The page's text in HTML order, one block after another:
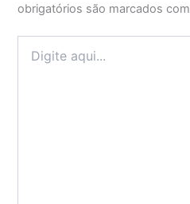
obrigatórios são marcados com
aqui...